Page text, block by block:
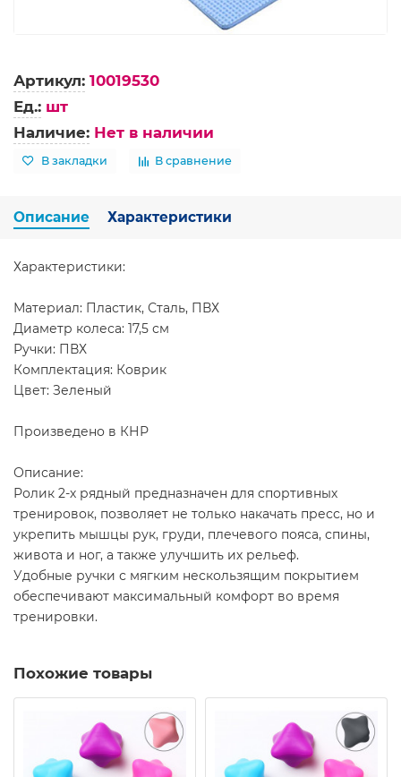
Артикул: 10019530
Ед.: шт
Наличие: Нет в наличии
В закладки В сравнение
Описание Характеристики
Характеристики:
Материал: Пластик, Сталь, ПВХ
Диаметр колеса: 17,5 см
Ручки: ПВХ
Комплектация: Коврик
Цвет: Зеленый
Произведено в КНР
Описание:
Ролик 2-х рядный предназначен для спортивных
тренировок, позволяет не только накачать пресс, но и
укрепить мышцы рук, груди, плечевого пояса, спины,
живота и ног, а также улучшить их рельеф.
Удобные ручки с мягким нескользящим покрытием
обеспечивают максимальный комфорт во время
тренировки.
Похожие товары